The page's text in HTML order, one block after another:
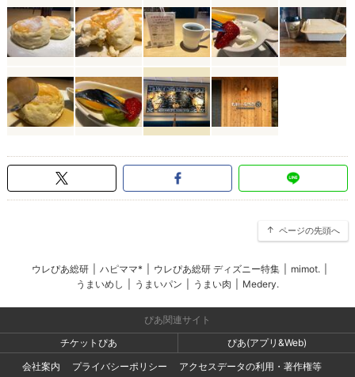
ページの先頭へ
ウレぴあ総研 ハピママ* ウレぴあ総研 ディズニー特集 mimot.
うまいめし
うまいパン うまい肉 Medery.
ぴあ関連サイト
チケットぴあ
ぴあ(アプリ&Web)
会社案内
プライバシーポリシー アクセスデータの利用・著作権等